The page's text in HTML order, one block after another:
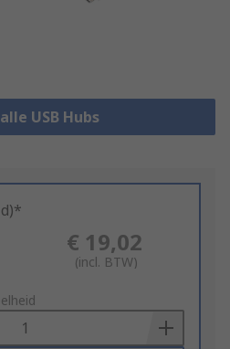
USB Hubs
€ 19,02
(incl. BTW)